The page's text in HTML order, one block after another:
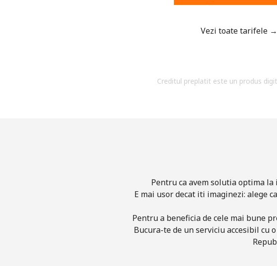
Prin
Vezi toate tarifele →
Creditul preplatit este un produs
Pentru ca avem solutia optima
E mai usor decat iti imaginezi: alege
Pentru a beneficia de cele mai bune
Bucura-te de un serviciu accesibil